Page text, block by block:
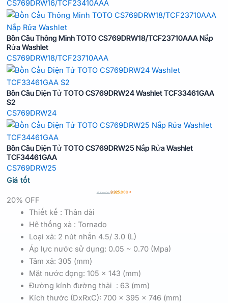
CS769DRW16/TCF23410AAA
Bồn Cầu Thông Minh TOTO CS769DRW18/TCF23710AAA Nắp
Rửa Washlet
CS769DRW18/TCF23710AAA
Bồn Cầu Điện Tử TOTO CS769DRW24 Washlet TCF33461GAA
S2
CS769DRW24
Bồn Cầu Điện Tử TOTO CS769DRW25 Nắp Rửa Washlet
TCF34461GAA
CS769DRW25
Giá tốt
12.410.000 ₫9.925.000₫
20% OFF
Thiết kế : Thân dài
Hệ thống xả : Tornado
Loại xả: 2 nút nhấn 4.5/ 3.0 (L)
Áp lực nước sử dụng: 0.05 ~ 0.70 (Mpa)
Tâm xả: 305 (mm)
Mặt nước đọng: 105 x 143 (mm)
Đường kính đường thải : 63 (mm)
Kích thước (DxRxC): 700 x 395 x 746 (mm)